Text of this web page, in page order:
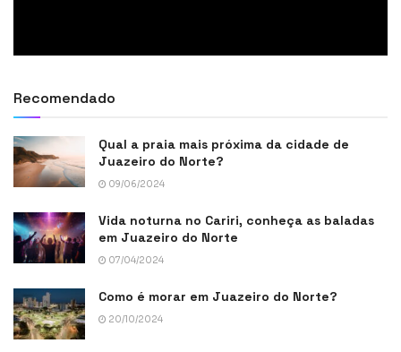
Recomendado
Qual a praia mais próxima da cidade de
Juazeiro do Norte?
09/06/2024
Vida noturna no Cariri, conheça as baladas
em Juazeiro do Norte
07/04/2024
Como é morar em Juazeiro do Norte?
20/10/2024